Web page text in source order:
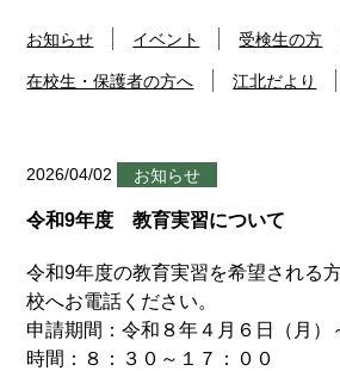
お知らせ イベント 受検生の方
在校生・保護者の方へ 江北だより
2026/04/02 お知らせ
令和9年度 教育実習について
令和9年度の教育実習を希望される
校へお電話ください。
申請期間：令和８年４月６日（月）
時間：８：３０～１７：００